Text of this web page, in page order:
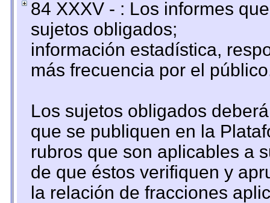
84 XXXV - : Los informes
sujetos obligados;
información estadística,
más frecuencia por el
Los sujetos obligados
que se publiquen en la
rubros que son aplicables a
de que éstos verifiquen y
la relación de fracciones